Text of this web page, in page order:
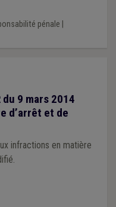
pénale
du 9 mars 2014
d’arrêt et de
infractions en matière